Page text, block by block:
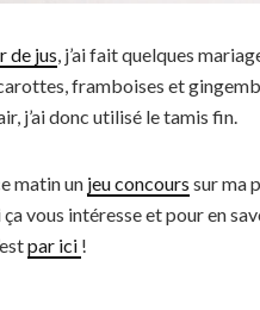
de jus, j’ai fait quelques
framboises et
j’ai donc utilisé le tamis fin.
matin un jeu concours sur ma
vous intéresse et pour en
par ici !